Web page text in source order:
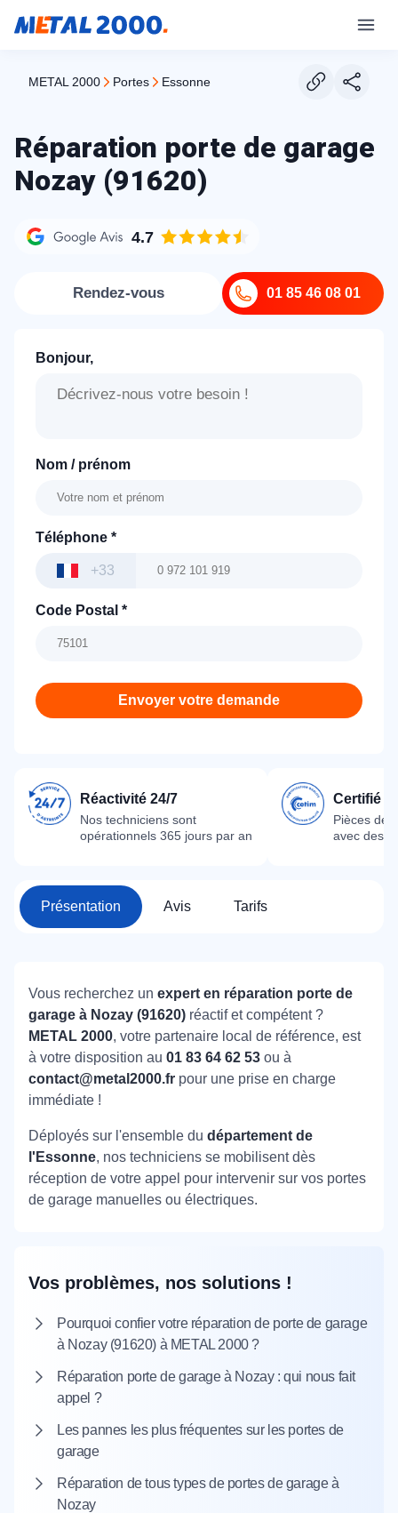
METAL 2000 portes essonne
Réparation porte de garage
Nozay (91620)
4.7
01 85 46 08 01
Rendez-vous
Bonjour,
Nom / prénom
Téléphone *
+33
Code Postal *
Envoyer votre demande
Réactivité 24/7
Nos techniciens sont
opérationnels 365 jours par an
Certifié
Pièces
avec des
Présentation Avis Tarifs
Vous recherchez un expert en réparation porte de
garage à Nozay (91620) réactif et compétent ?
METAL 2000, votre partenaire local de référence, est
à votre disposition au 01 83 64 62 53 ou à
contact@metal2000.fr pour une prise en charge
immédiate !
Déployés sur l'ensemble du département de
l'Essonne, nos techniciens se mobilisent dès
réception de votre appel pour intervenir sur vos portes
de garage manuelles ou électriques.
Vos problèmes, nos solutions !
Pourquoi confier votre réparation de porte de garage
à Nozay (91620) à METAL 2000 ?
Réparation porte de garage à Nozay : qui nous fait
appel ?
Les pannes les plus fréquentes sur les portes de
garage
Réparation de tous types de portes de garage à
Nozay